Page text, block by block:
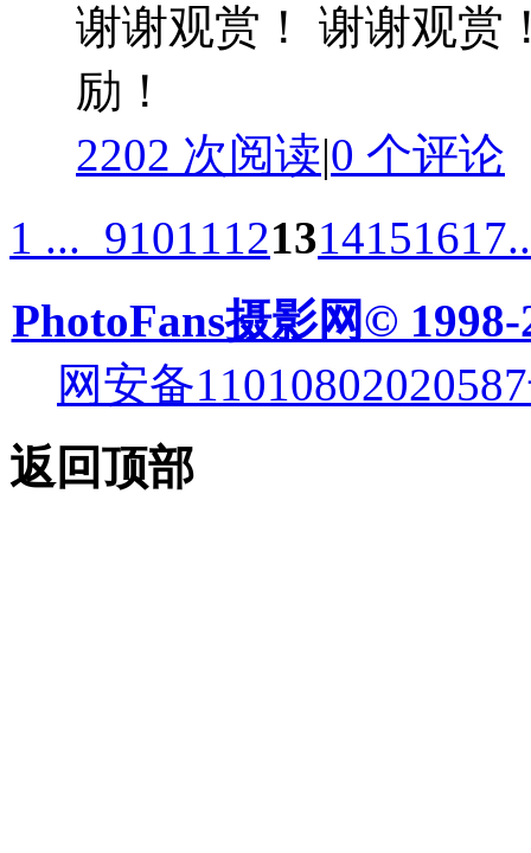
谢谢观赏！ 谢谢观赏
励！
2202 次阅读|0 个评论
1 ... 91011121314151617
PhotoFans摄影网© 1998-
网安备
返回顶部